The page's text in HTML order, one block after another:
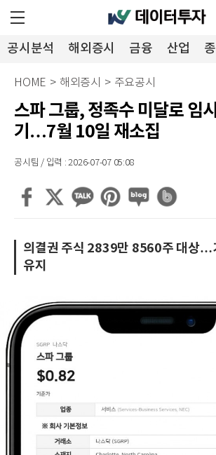
공시분석 해외증시 금융 산업
HOME > 해외증시 > 주요공시
스파 그룹, 정족수 미달로 임
기…7월 10일 재소집
공시팀 / 입력 : 2026-07-07 05:08
의결권 주식 2839만 8560주 대상…
유지